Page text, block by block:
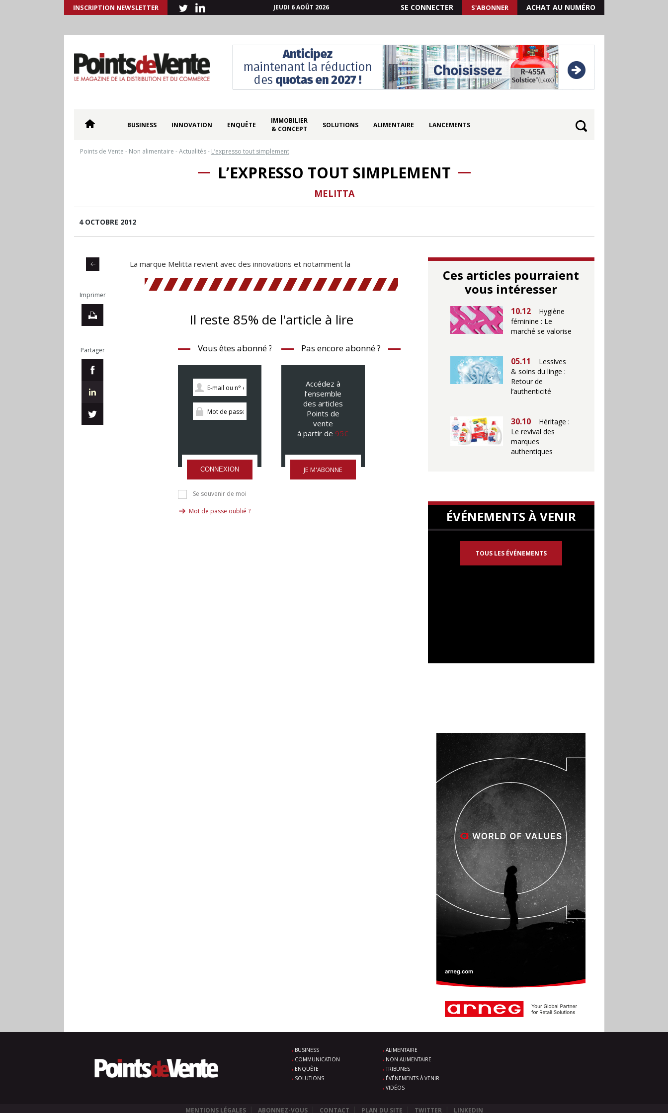
INSCRIPTION NEWSLETTER JEUDI 6 AOÛT 2026 SE CONNECTER S'ABONNER ACHAT AU NUMÉRO
BUSINESS INNOVATION ENQUÊTE
IMMOBILIER
& CONCEPT
SOLUTIONS ALIMENTAIRE LANCEMENTS
Points de Vente - Non alimentaire -Actualités- L’expresso tout simplement
L’EXPRESSO TOUT SIMPLEMENT
MELITTA
4 OCTOBRE 2012
Imprimer
Partager
La marque Melitta revient avec des innovations et notamment la
Il reste 85% de l'article à lire
Vous êtes abonné ?
CONNEXION
Se souvenir de moi
Mot de passe oublié ?
Pas encore abonné ?
Accédez à
l’ensemble
des articles
Points de
vente
à partir de 95€
JE M'ABONNE
Ces articles pourraient
vous intéresser
10.12
Hygiène
féminine : Le
marché se valorise
05.11
Lessives
& soins du linge :
Retour de
l’authenticité
30.10
Héritage :
Le revival des
marques
authentiques
ÉVÉNEMENTS À VENIR
TOUS LES ÉVÉNEMENTS
BUSINESS
COMMUNICATION
ENQUÊTE
SOLUTIONS
ALIMENTAIRE
NON ALIMENTAIRE
TRIBUNES
ÉVÉNEMENTS À VENIR
VIDÉOS
MENTIONS LÉGALES ABONNEZ-VOUS CONTACT PLAN DU SITE TWITTER LINKEDIN